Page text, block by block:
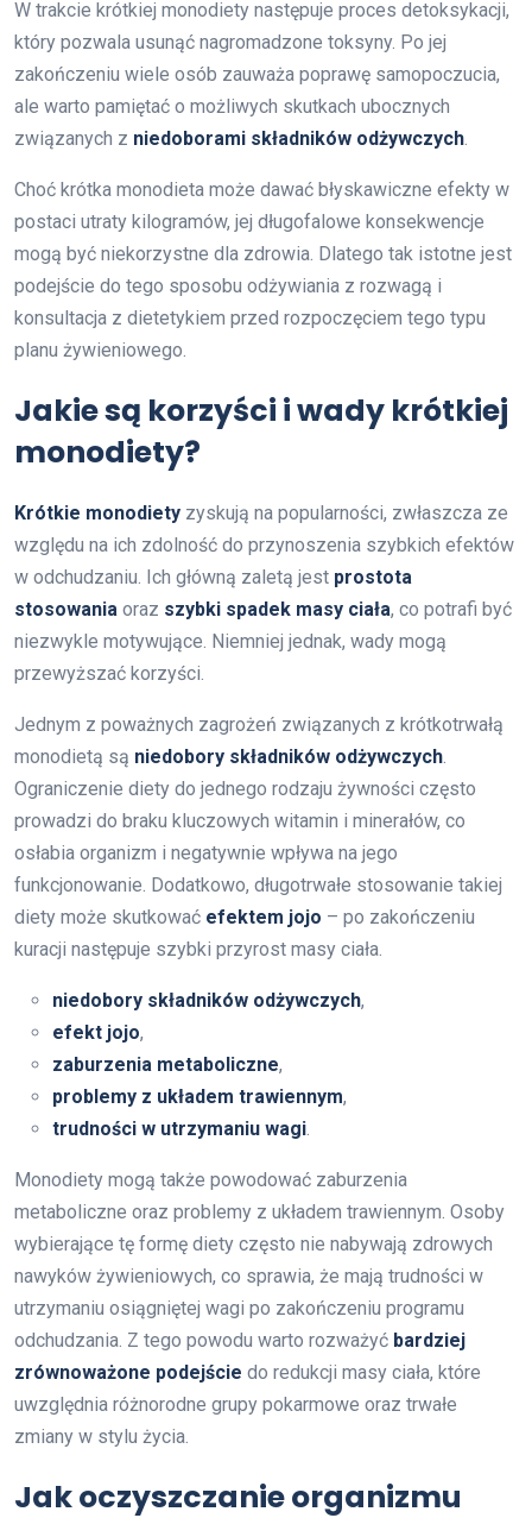
W trakcie krótkiej monodiety następuje proces detoksykacji,
który pozwala usunąć nagromadzone toksyny. Po jej
zakończeniu wiele osób zauważa poprawę samopoczucia,
ale warto pamiętać o możliwych skutkach ubocznych
związanych z niedoborami składników odżywczych
Choć krótka monodieta może dawać błyskawiczne efekty w
postaci utraty kilogramów, jej długofalowe konsekwencje
mogą być niekorzystne dla zdrowia. Dlatego tak istotne jest
podejście do tego sposobu odżywiania z rozwagą i
konsultacja z dietetykiem przed rozpoczęciem tego typu
planu żywieniowego.
Jakie są korzyści i wady krótkiej
monodiety?
Krótkie monodiety zyskują na popularności, zwłaszcza ze
względu na ich zdolność do przynoszenia szybkich efektów
w odchudzaniu. Ich główną zaletą jest prostota
stosowania oraz szybki spadek masy ciała, co potrafi być
niezwykle motywujące. Niemniej jednak, wady mogą
przewyższać korzyści.
Jednym z poważnych zagrożeń związanych z krótkotrwałą
monodietą są niedobory składników odżywczych
Ograniczenie diety do jednego rodzaju żywności często
prowadzi do braku kluczowych witamin i minerałów, co
osłabia organizm i negatywnie wpływa na jego
funkcjonowanie. Dodatkowo, długotrwałe stosowanie takiej
diety może skutkować efektem jojo – po zakończeniu
kuracji następuje szybki przyrost masy ciała.
niedobory składników odżywczych,
efekt jojo,
zaburzenia metaboliczne,
problemy z układem trawiennym,
trudności w utrzymaniu wagi
Monodiety mogą także powodować zaburzenia
metaboliczne oraz problemy z układem trawiennym. Osoby
wybierające tę formę diety często nie nabywają zdrowych
nawyków żywieniowych, co sprawia, że mają trudności w
utrzymaniu osiągniętej wagi po zakończeniu programu
odchudzania. Z tego powodu warto rozważyć bardziej
zrównoważone podejście do redukcji masy ciała, które
uwzględnia różnorodne grupy pokarmowe oraz trwałe
zmiany w stylu życia.
Jak oczyszczanie organizmu